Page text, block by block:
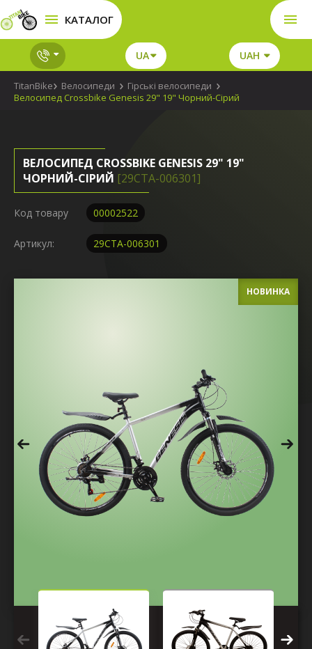
КАТАЛОГ
UA UAH
TitanBike Велосипеди
Гірські велосипеди
Велосипед Crossbike Genesis 29" 19" Чорний-Сірий
ВЕЛОСИПЕД CROSSBIKE GENESIS 29" 19"
ЧОРНИЙ-СІРИЙ [29СTA-006301]
Код товару 00002522
Артикул: 29СTA-006301
НОВИНКА